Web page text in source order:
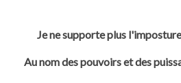
Je ne supporte plus
Au nom des pouvoirs et des